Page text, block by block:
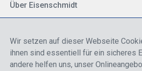
Über Eisenschmidt
Breite Palette von
Fokus auf Pilotenausbildung
Wir setzen auf dieser Webseite
ihnen sind essentiell für ein sicheres
andere helfen uns, unser